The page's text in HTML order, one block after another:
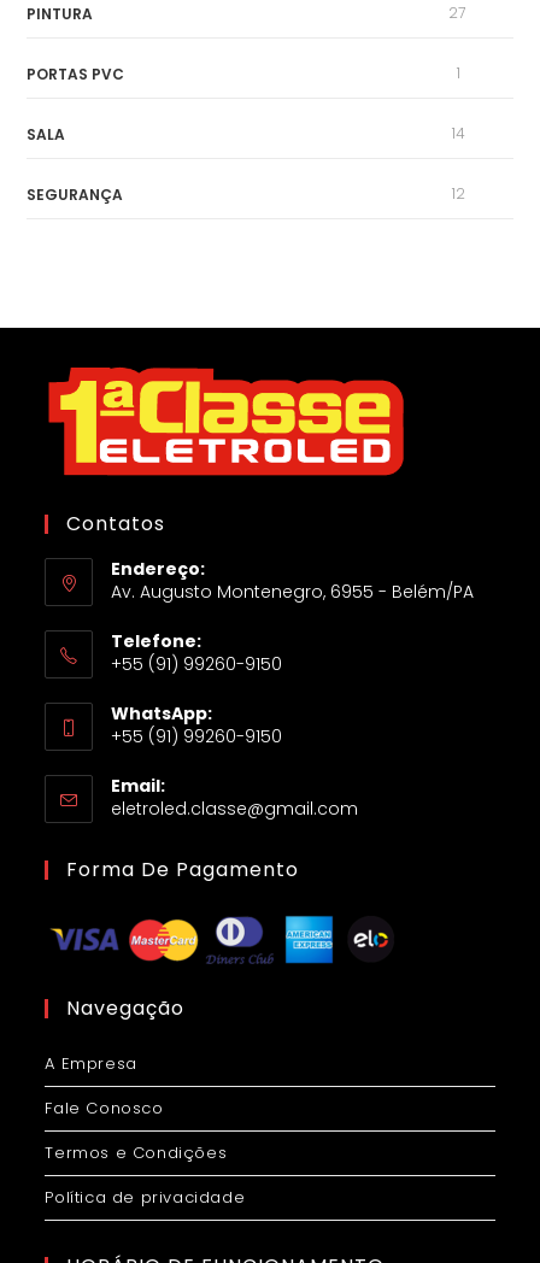
PINTURA 27
PORTAS PVC 1
SALA 14
SEGURANÇA 12
Contatos
Endereço:
Av. Augusto Montenegro, 6955 - Belém/PA
Telefone:
+55 (91) 99260-9150
WhatsApp:
+55 (91) 99260-9150
Email:
eletroled.classe@gmail.com
Forma De Pagamento
Navegação
A Empresa
Fale Conosco
Termos e Condições
Política de privacidade